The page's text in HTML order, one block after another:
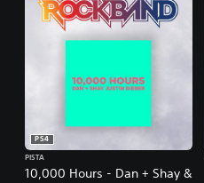
10,000 Hours - Dan + Shay &
PS4
PISTA